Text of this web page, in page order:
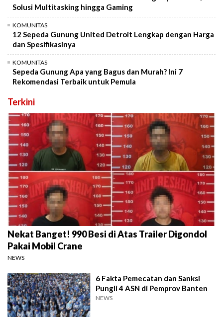
Solusi Multitasking hingga Gaming
KOMUNITAS
12 Sepeda Gunung United Detroit Lengkap dengan Harga
dan Spesifikasinya
KOMUNITAS
Sepeda Gunung Apa yang Bagus dan Murah? Ini 7
Rekomendasi Terbaik untuk Pemula
Terkini
Nekat Banget! 990 Besi di Atas Trailer Digondol
Pakai Mobil Crane
NEWS
6 Fakta Pemecatan dan Sanksi
Pungli 4 ASN di Pemprov Banten
NEWS